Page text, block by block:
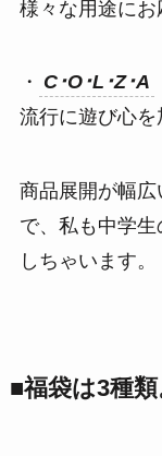
様々な用途に
・ C･O･L･Z･A
流行に遊び心
商品展開が幅
で、私も中学
しちゃいます。
■福袋は3種